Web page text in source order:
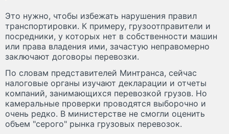
Это нужно, чтобы избежать нарушения правил
транспортировки. К примеру, грузоотправители и
посредники, у которых нет в собственности машин
или права владения ими, зачастую неправомерно
заключают договоры перевозки.
По словам представителей Минтранса, сейчас
налоговые органы изучают декларации и отчеты
компаний, занимающихся перевозкой грузов. Но
камеральные проверки проводятся выборочно и
очень редко. В министерстве не смогли оценить
объем "серого" рынка грузовых перевозок.